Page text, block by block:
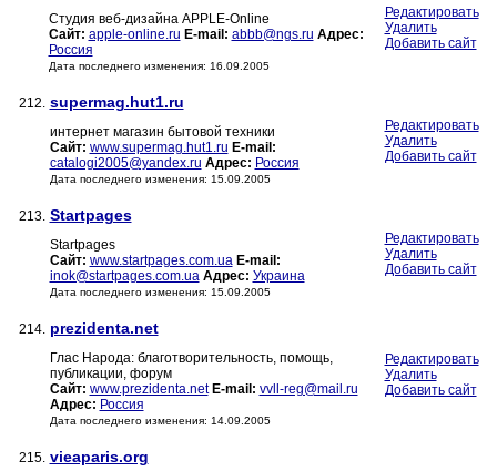
Студия веб-дизайна APPLE-Online
Сайт: apple-online.ru E-mail: abbb@ngs.ru Адрес:
Россия
Дата последнего изменения: 16.09.2005
Редактировать
Удалить
Добавить сайт
212. supermag.hut1.ru
интернет магазин бытовой техники
Сайт: www.supermag.hut1.ru E-mail:
catalogi2005@yandex.ru Адрес: Россия
Дата последнего изменения: 15.09.2005
Редактировать
Удалить
Добавить сайт
213. Startpages
Startpages
Сайт: www.startpages.com.ua E-mail:
inok@startpages.com.ua Адрес: Украина
Дата последнего изменения: 15.09.2005
Редактировать
Удалить
Добавить сайт
214. prezidenta.net
Глас Народа: благотворительность, помощь,
публикации, форум
Сайт: www.prezidenta.net E-mail: vvll-reg@mail.ru
Адрес: Россия
Дата последнего изменения: 14.09.2005
Редактировать
Удалить
Добавить сайт
215. vieaparis.org